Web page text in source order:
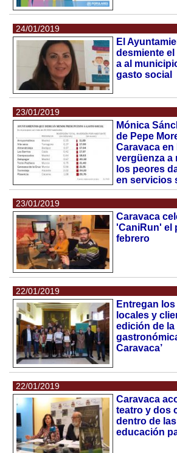
24/01/2019
El
desmiente
a al
gasto social
23/01/2019
Mónica
de Pepe
Caravaca en
vergüenza a
los peores
en servicios
23/01/2019
Caravaca
'CaniRun' el
febrero
22/01/2019
Entregan
locales y
edición de la
Caravaca’
22/01/2019
Caravaca
teatro y dos
dentro de
educación